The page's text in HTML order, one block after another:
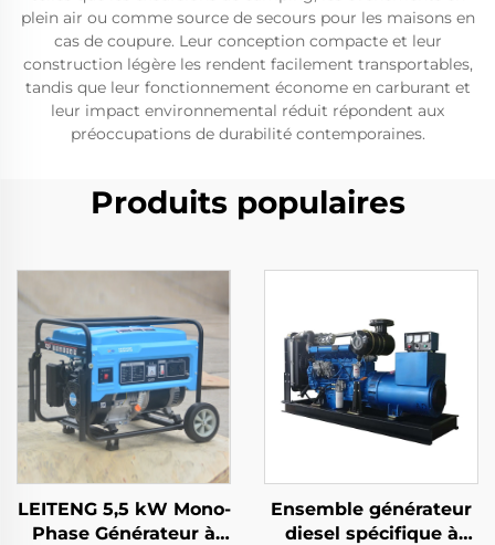
plein air ou comme source de secours pour les maisons en
cas de coupure. Leur conception compacte et leur
construction légère les rendent facilement transportables,
tandis que leur fonctionnement économe en carburant et
leur impact environnemental réduit répondent aux
préoccupations de durabilité contemporaines.
Produits populaires
LEITENG 5,5 kW Mono-
Phase Générateur à
Ensemble générateur
diesel spécifique à